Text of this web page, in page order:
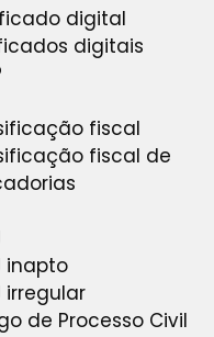
digital
digitais
fiscal
fiscal de
inapto
irregular
de Processo Civil